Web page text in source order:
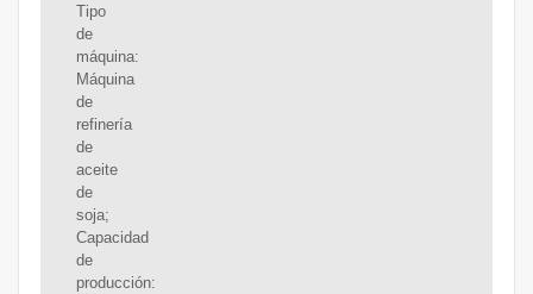
Tipo
de
máquina:
Máquina
de
refinería
de
aceite
de
soja;
Capacidad
de
producción: